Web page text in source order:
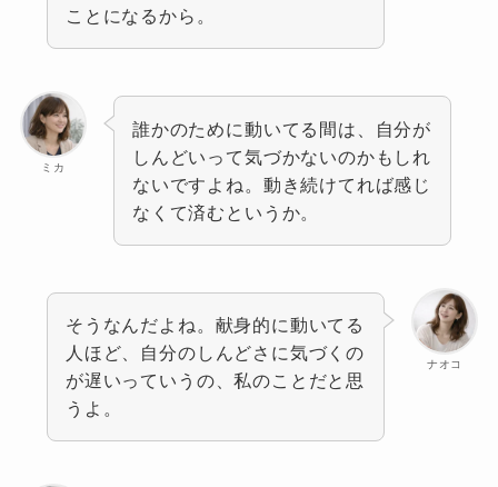
ことになるから。
ミカ
誰かのために動いてる間は、自分が
しんどいって気づかないのかもしれ
ないですよね。動き続けてれば感じ
なくて済むというか。
ナオコ
そうなんだよね。献身的に動いてる
人ほど、自分のしんどさに気づくの
が遅いっていうの、私のことだと思
うよ。